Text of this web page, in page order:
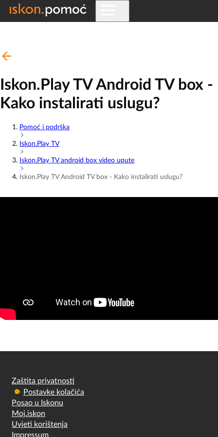
Iskon.Play TV Android TV box -
Kako instalirati uslugu?
Pomoć i podrška
Iskon.Play TV
Iskon.Play TV android box video upute
Iskon.Play TV Android TV box - Kako instalirati uslugu?
Zaštita privatnosti
Postavke kolačića
Posao u Iskonu
Moj.iskon
Uvjeti korištenja
Impressum